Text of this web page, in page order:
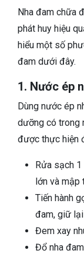
Nha đam chữa
phát huy hiệu
hiểu một số
đam dưới đây.
1. Nước ép
Dùng nước ép
dưỡng có trong
được thực hiện
Rửa sạch
lớn và mập
Tiến hành
đam, giữ
Đem xay
Đổ nha